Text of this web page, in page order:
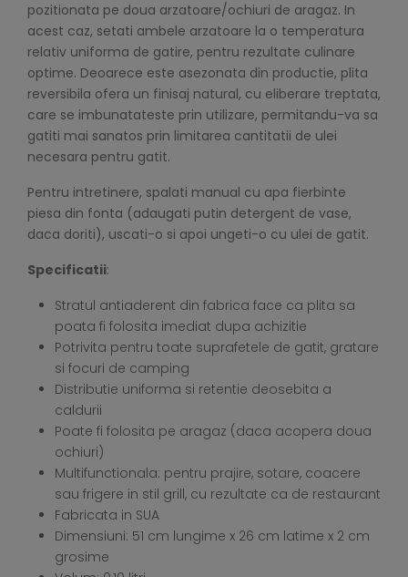
pozitionata pe doua arzatoare/ochiuri de aragaz. In
acest caz, setati ambele arzatoare la o temperatura
relativ uniforma de gatire, pentru rezultate culinare
optime. Deoarece este asezonata din productie, plita
reversibila ofera un finisaj natural, cu eliberare treptata,
care se imbunatateste prin utilizare, permitandu-va sa
gatiti mai sanatos prin limitarea cantitatii de ulei
necesara pentru gatit.
Pentru intretinere, spalati manual cu apa fierbinte
piesa din fonta (adaugati putin detergent de vase,
daca doriti), uscati-o si apoi ungeti-o cu ulei de gatit.
Specificatii:
Stratul antiaderent din fabrica face ca plita sa
poata fi folosita imediat dupa achizitie
Potrivita pentru toate suprafetele de gatit, gratare
si focuri de camping
Distributie uniforma si retentie deosebita a
caldurii
Poate fi folosita pe aragaz (daca acopera doua
ochiuri)
Multifunctionala: pentru prajire, sotare, coacere
sau frigere in stil grill, cu rezultate ca de restaurant
Fabricata in SUA
Dimensiuni: 51 cm lungime x 26 cm latime x 2 cm
grosime